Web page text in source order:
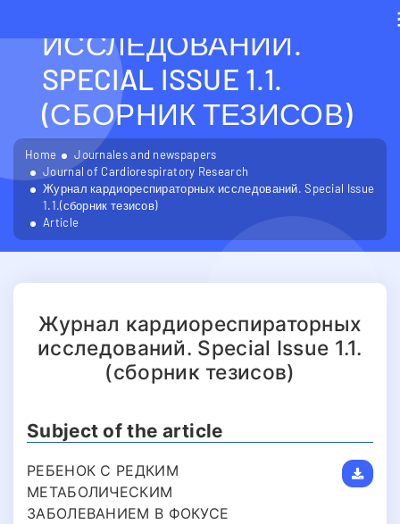
ИССЛЕДОВАНИЙ.
SPECIAL ISSUE 1.1.
(СБОРНИК ТЕЗИСОВ)
Home
Journales and newspapers
Journal of Cardiorespiratory Research
Журнал кардиореспираторных исследований. Special Issue
1.1.(сборник тезисов)
Article
Журнал кардиореспираторных
исследований. Special Issue 1.1.
(сборник тезисов)
Subject of the article
РЕБЕНОК С РЕДКИМ
МЕТАБОЛИЧЕСКИМ
ЗАБОЛЕВАНИЕМ В ФОКУСЕ